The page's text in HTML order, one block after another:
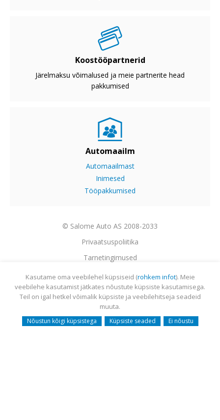
Koostööpartnerid
Järelmaksu võimalused ja meie partnerite head
pakkumised
Automaailm
Automaailmast
Inimesed
Tööpakkumised
© Salome Auto AS 2008-2033
Privaatsuspoliitika
Tarnetingimused
Garantii
Utiliseerimine
Sisukaart
Webmail